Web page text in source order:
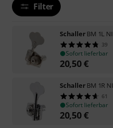
Filter
SchallerBM 1L NI
39
Sofort lieferbar
20,50€
SchallerBM 1R NI
61
Sofort lieferbar
20,50€